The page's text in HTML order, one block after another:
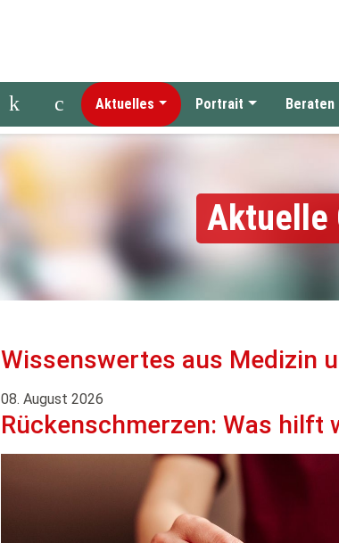
Aktuelles Portrait Beraten
Aktuelle
Wissenswertes aus Medizin
08. August 2026
Rückenschmerzen: Was hilft